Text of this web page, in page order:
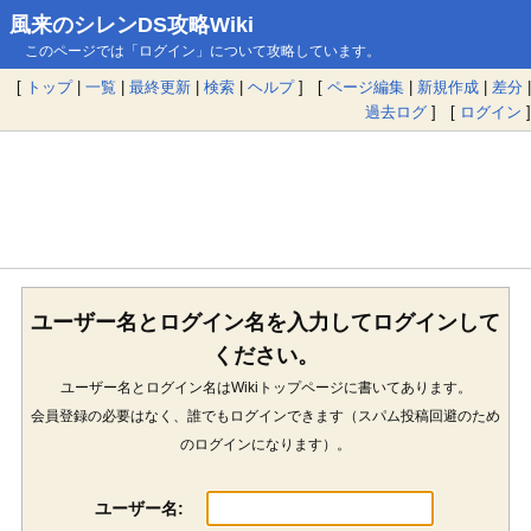
風来のシレンDS攻略Wiki
このページでは「ログイン」について攻略しています。
[ トップ| 一覧 | 最終更新 | 検索 | ヘルプ] [ ページ編集 | 新規作成 | 差分 |
過去ログ ] [ ログイン ]
ユーザー名とログイン名を入力してログインして
ください。
ユーザー名とログイン名はWikiトップページに書いてあります。
会員登録の必要はなく、誰でもログインできます（スパム投稿回避のため
のログインになります）。
ユーザー名: